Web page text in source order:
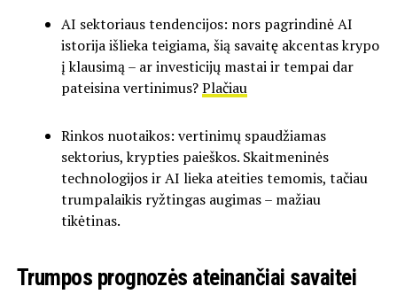
AI sektoriaus tendencijos: nors pagrindinė AI
istorija išlieka teigiama, šią savaitę akcentas krypo
į klausimą – ar investicijų mastai ir tempai dar
pateisina vertinimus?Plačiau
Rinkos nuotaikos: vertinimų spaudžiamas
sektorius, krypties paieškos. Skaitmeninės
technologijos ir AI lieka ateities temomis, tačiau
trumpalaikis ryžtingas augimas – mažiau
tikėtinas.
Trumpos prognozės ateinančiai savaitei